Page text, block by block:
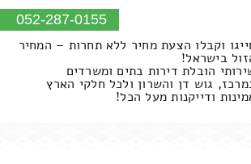
052-287-0155
וקבלו הצעת מחיר ללא תחרות – המחיר
בישראל!
הובלת דירות בתים ומשרדים
גוש דן והשרון ולכל חלקי הארץ
ודייקנות מעל הכל!